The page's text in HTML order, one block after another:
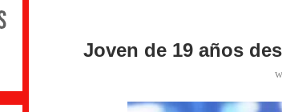
Joven de 19 años